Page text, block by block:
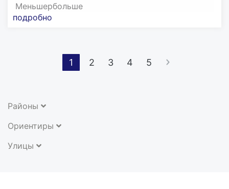
Меньшеpбольше
подробно
1 2 3 4 5
Районы
Ориентиры
Улицы